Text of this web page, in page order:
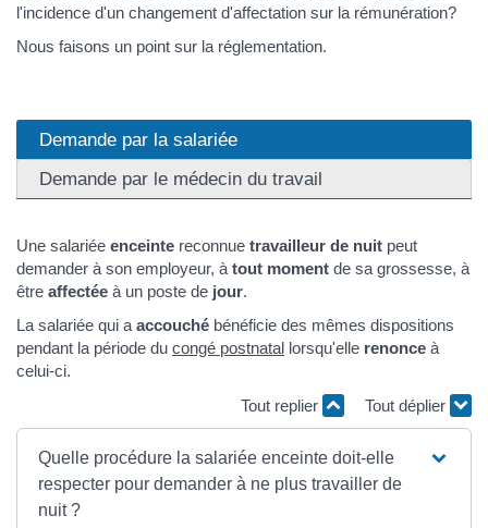
l'incidence d'un changement d'affectation sur la rémunération?
Nous faisons un point sur la réglementation.
Demande par la salariée
Demande par le médecin du travail
Une salariée enceinte reconnue travailleur de nuit peut
demander à son employeur, à tout moment de sa grossesse, à
être affectée à un poste de jour.
La salariée qui a accouché bénéficie des mêmes dispositions
pendant la période du congé postnatal lorsqu'elle renonce à
celui-ci.
Tout replier
Tout déplier
Quelle procédure la salariée enceinte doit-elle
respecter pour demander à ne plus travailler de
nuit ?